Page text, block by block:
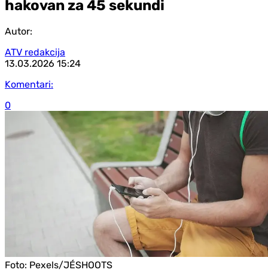
hakovan za 45 sekundi
Autor:
ATV redakcija
13.03.2026 15:24
Komentari:
0
Foto: Pexels/JÉSHOOTS